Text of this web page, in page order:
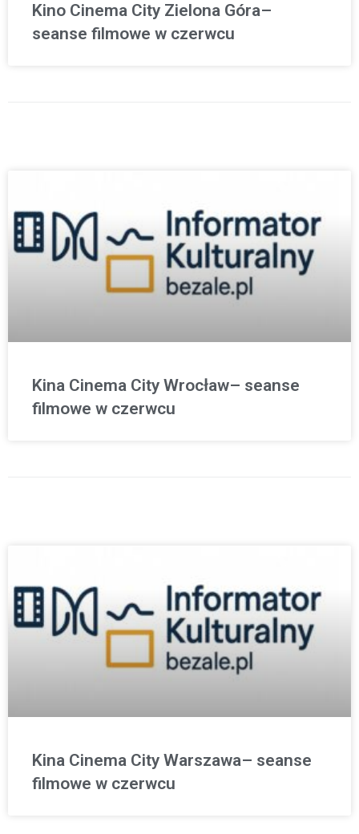
Kino Cinema City Zielona Góra–
seanse filmowe w czerwcu
Kina Cinema City Wrocław– seanse
filmowe w czerwcu
Kina Cinema City Warszawa– seanse
filmowe w czerwcu